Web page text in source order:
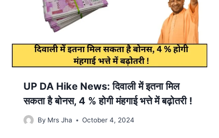
UP DA Hike News: दिवाली में इतना मिल
सकता है बोनस, 4 % होगी मंहगाई भत्ते में बढ़ोतरी !
By Mrs Jha October 4, 2024